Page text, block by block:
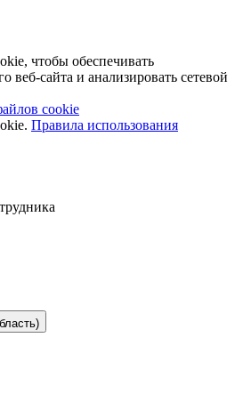
чтобы обеспечивать
веб-сайта и анализировать сетевой
cookie
Правила использования